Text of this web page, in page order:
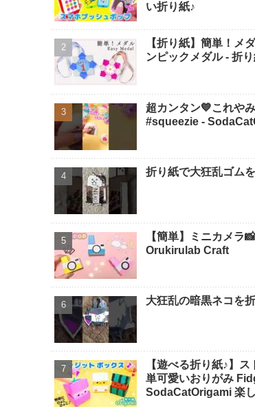
い折り紙♪
【折り紙】簡単！
ンピックメダル - 折
超カンタン💙これや
#squeezie -
折り紙で大狂乱ゴム
【簡単】ミニカメラ
Orukirulab Craft
大狂乱の暗黒ネコを
【遊べる折り紙♪】
単可愛いおりがみ
SodaCatOrigami 楽